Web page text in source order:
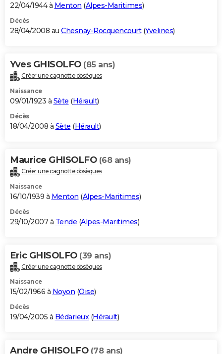
22/04/1944 à Menton (Alpes-Maritimes)
Décès
28/04/2008 au Chesnay-Rocquencourt(Yvelines)
Yves GHISOLFO (85 ans)
Créer une cagnotte obsèques
Naissance
09/01/1923 à Sète (Hérault)
Décès
18/04/2008 à Sète (Hérault)
Maurice GHISOLFO (68 ans)
Créer une cagnotte obsèques
Naissance
16/10/1939 à Menton (Alpes-Maritimes)
Décès
29/10/2007 à Tende (Alpes-Maritimes)
Eric GHISOLFO (39 ans)
Créer une cagnotte obsèques
Naissance
15/02/1966 à Noyon (Oise)
Décès
19/04/2005 à Bédarieux(Hérault)
Andre GHISOLFO (78 ans)